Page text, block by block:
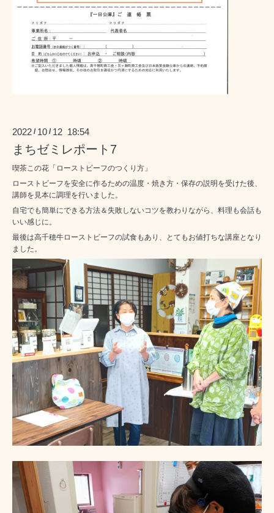
2022 / 10 / 12 18:54
まちゼミレポート7
喫茶この花「ローストビーフのつくり方」
ローストビーフを安全に作るための温度・焼き方・保存の説明を受けた後、
講師を見本に調理を行いました。
自宅でも簡単にできる方法＆失敗しないコツを教わりながら、料理も会話も
いい感じに。
最後は高千穂牛ローストビーフの試食もあり、とてもお値打ちな講座となり
ました。